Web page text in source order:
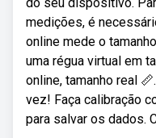
medições, é
online mede o
uma régua virtual em
online, tamanho real
vez! Faça calibração
para salvar os dados.